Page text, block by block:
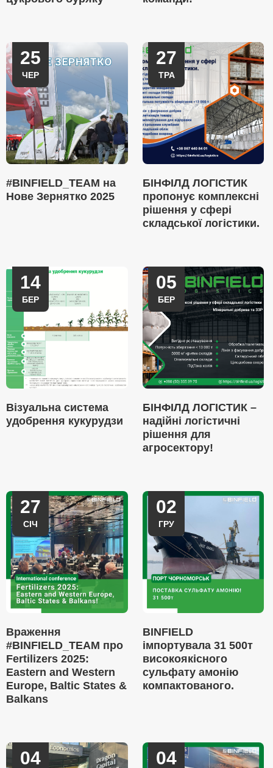
25
ЧЕР
#BINFIELD_TEAM на
Нове Зернятко 2025
27
ТРА
БІНФІЛД ЛОГІСТИК
пропонує комплексні
рішення у сфері
складської логістики.
14
БЕР
Візуальна система
удобрення кукурудзи
05
БЕР
БІНФІЛД ЛОГІСТИК –
надійні логістичні
рішення для
агросектору!
27
СІЧ
Враження
#BINFIELD_TEAM про
Fertilizers 2025:
Eastern and Western
Europe, Baltic States &
Balkans
02
ГРУ
BINFIELD
імпортувала 31 500т
високоякісного
сульфату амонію
компактованого.
04 04